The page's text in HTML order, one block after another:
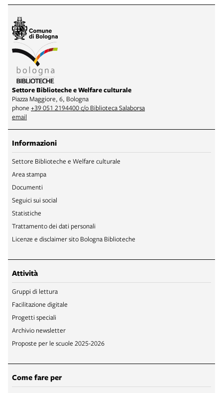
Settore Biblioteche e Welfare culturale
Piazza Maggiore, 6, Bologna
phone +39 051 2194400 c/o Biblioteca Salaborsa
email
Informazioni
Settore Biblioteche e Welfare culturale
Area stampa
Documenti
Seguici sui social
Statistiche
Trattamento dei dati personali
Licenze e disclaimer sito Bologna Biblioteche
Attività
Gruppi di lettura
Facilitazione digitale
Progetti speciali
Archivio newsletter
Proposte per le scuole 2025-2026
Come fare per